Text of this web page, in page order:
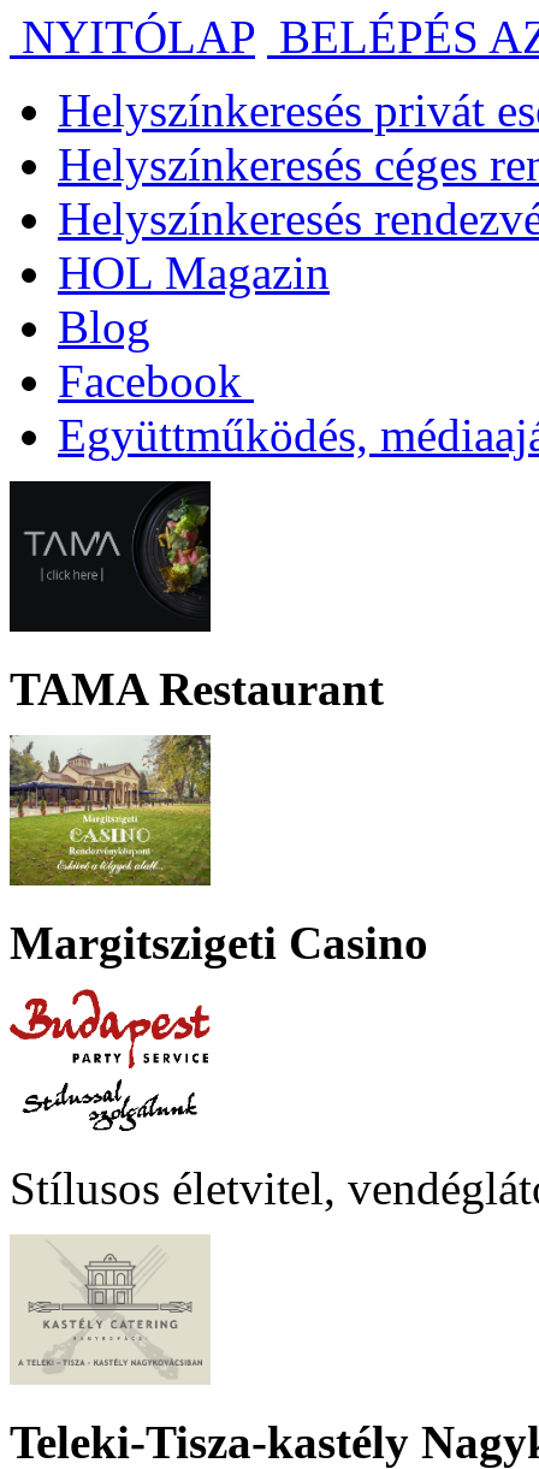
NYITÓLAP BELÉPÉS
Helyszínkeresés privát
Helyszínkeresés céges
Helyszínkeresés
HOL Magazin
Blog
Facebook
Együttműködés,
TAMA Restaurant
Margitszigeti Casino
Stílusos életvitel,
Teleki-Tisza-kastély